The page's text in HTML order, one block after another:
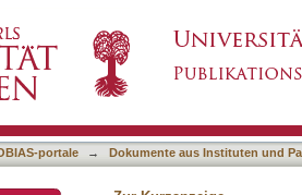
portale → Dokumente aus Instituten und